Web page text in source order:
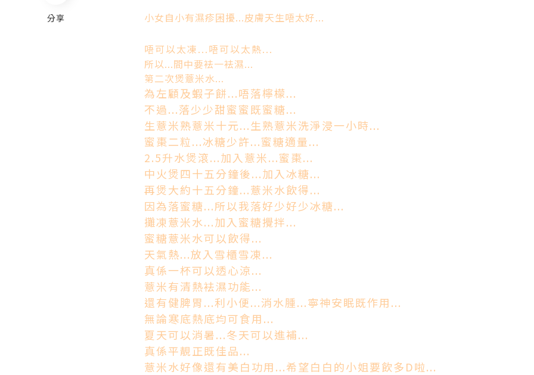
小女自小有濕疹困擾...皮膚天生唔太好...
唔可以太凍...唔可以太熱...
所以...間中要袪一袪濕...
第二次煲薏米水...
為左顧及蝦子餅...唔落檸檬...
不過...落少少甜蜜蜜既蜜糖...
生薏米熟薏米十元...生熟薏米洗淨浸一小時...
蜜棗二粒...冰糖少許...蜜糖適量...
2.5升水煲滾...加入薏米...蜜棗...
中火煲四十五分鐘後...加入冰糖...
再煲大約十五分鐘...薏米水飲得...
因為落蜜糖...所以我落好少好少冰糖...
攤凍薏米水...加入蜜糖攪拌...
蜜糖薏米水可以飲得...
天氣熱...放入雪櫃雪凍...
真係一杯可以透心涼...
薏米有清熱袪濕功能...
還有健脾胃...利小便...消水腫...寧神安眠既作用...
無論寒底熱底均可食用...
夏天可以消暑...冬天可以進補...
真係平靚正既佳品...
薏米水好像還有美白功用...希望白白的小姐要飲多D啦...
分享